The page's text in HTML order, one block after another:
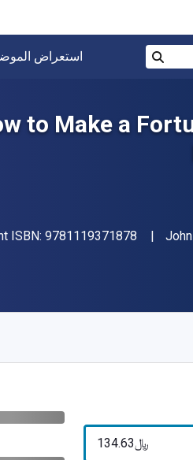
البحث في المتجر برقم ISBN، أو العنوان أو المؤلف
استعراض
to Make a
ISBN: 9781119371878
﷼‎134.63